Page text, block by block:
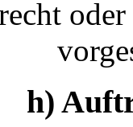
h)